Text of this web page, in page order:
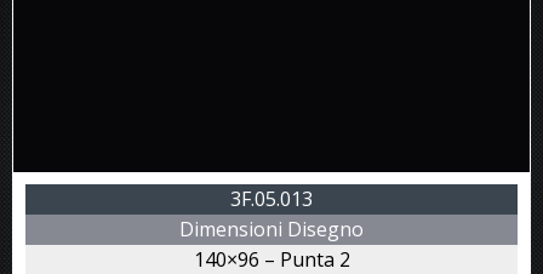
3F.05.013
Dimensioni Disegno
140×96 – Punta 2